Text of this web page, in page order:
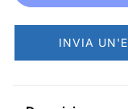
o
r
m
INVIA